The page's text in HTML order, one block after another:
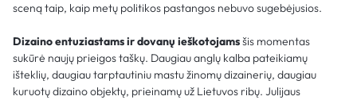
sceną taip, kaip metų politikos pastangos nebuvo sugebėjusios.
Dizaino entuziastams ir dovanų ieškotojamsšis momentas
sukūrė naujų prieigos taškų. Daugiau anglų kalba pateikiamų
išteklių, daugiau tarptautiniu mastu žinomų dizainerių, daugiau
kuruotų dizaino objektų, prieinamų už Lietuvos ribų. Julijaus